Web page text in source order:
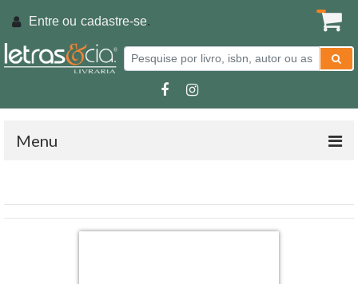
Entre ou cadastre-se.
Menu